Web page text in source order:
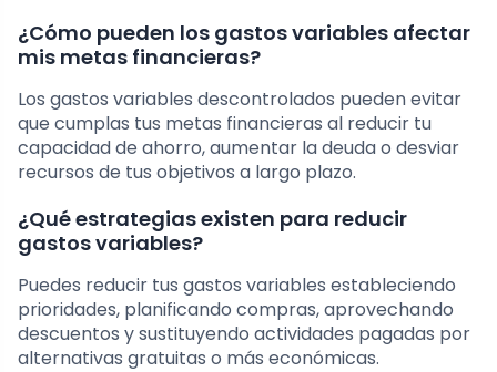
¿Cómo pueden los gastos variables afectar
mis metas financieras?
Los gastos variables descontrolados pueden evitar
que cumplas tus metas financieras al reducir tu
capacidad de ahorro, aumentar la deuda o desviar
recursos de tus objetivos a largo plazo.
¿Qué estrategias existen para reducir
gastos variables?
Puedes reducir tus gastos variables estableciendo
prioridades, planificando compras, aprovechando
descuentos y sustituyendo actividades pagadas por
alternativas gratuitas o más económicas.